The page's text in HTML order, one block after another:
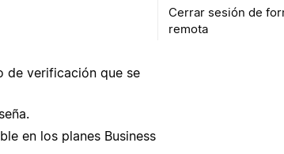
de verificación que se
en los planes Business
Cerrar sesión de
remota